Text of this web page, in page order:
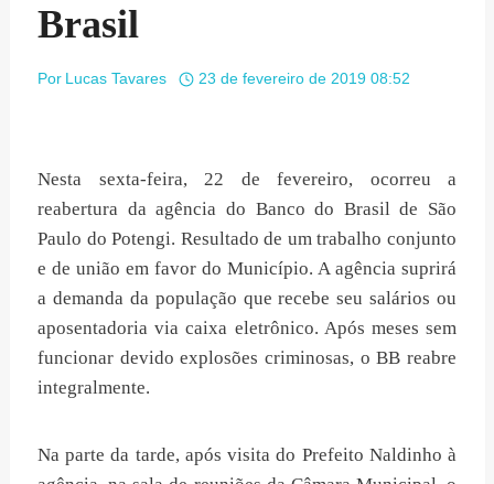
Brasil
Por Lucas Tavares 23 de fevereiro de 2019 08:52
Nesta sexta-feira, 22 de fevereiro, ocorreu a
reabertura da agência do Banco do Brasil de São
Paulo do Potengi. Resultado de um trabalho conjunto
e de união em favor do Município. A agência suprirá
a demanda da população que recebe seu salários ou
aposentadoria via caixa eletrônico. Após meses sem
funcionar devido explosões criminosas, o BB reabre
integralmente.
Na parte da tarde, após visita do Prefeito Naldinho à